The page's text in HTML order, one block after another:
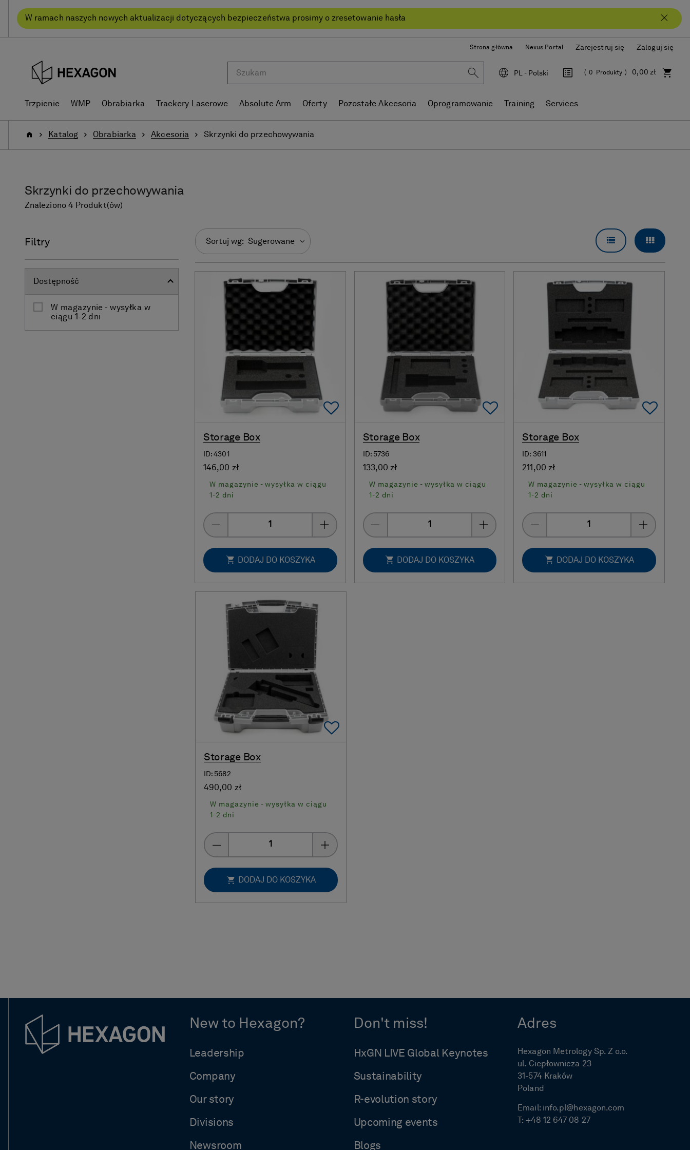
W ramach naszych nowych aktualizacji dotyczących bezpieczeństwa prosimy o zresetowanie hasła
Strona główna Nexus Portal Zarejestruj się Zaloguj się
PL - Polski 0,00 zł
0 Produkty
Trzpienie WMP Obrabiarka Trackery Laserowe Absolute Arm Oferty Pozostałe Akcesoria Oprogramowanie Training Services
StronaKatalog Obrabiarka Akcesoria Skrzynki do przechowywania
Skrzynki do przechowywania
Znaleziono 4 Produkt(ów)
Filtry
Dostępność
W magazynie - wysyłka w
ciągu 1-2 dni
Sortuj wg: Sugerowane WIDOK LISTYWIDOK
Add To Favorites
Storage Box
ID: 4301
146,00 zł
W magazynie - wysyłka w ciągu
1-2 dni
DODAJ DO KOSZYKA
Add To Favorites
Storage Box
ID: 5736
133,00 zł
W magazynie - wysyłka w ciągu
1-2 dni
DODAJ DO KOSZYKA
Add
Storage Box
ID: 3611
211,00 zł
W magazynie - wysyłka w ciągu
1-2 dni
DODAJ DO KOSZYKA
Add To Favorites
Storage Box
ID: 5682
490,00 zł
W magazynie - wysyłka w ciągu
1-2 dni
DODAJ DO KOSZYKA
New to Hexagon?
Leadership
Company
Our story
Divisions
Newsroom
Don't miss!
HxGN LIVE Global Keynotes
Sustainability
R-evolution story
Upcoming events
Blogs
Adres
Hexagon Metrology Sp. Z o.o.
ul. Ciepłownicza 23
31-574 Kraków
Poland
Email:info.pl@hexagon.com
T: +48 12 647 08 27